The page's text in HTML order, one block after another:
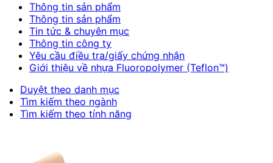
Thông tin sản phẩm
Thông tin sản phẩm
Tin tức & chuyên mục
Thông tin công ty
Yêu cầu điều tra/giấy chứng nhận
Giới thiệu về nhựa Fluoropolymer (Teflon™)
Duyệt theo danh mục
Tìm kiếm theo ngành
Tìm kiếm theo tính năng